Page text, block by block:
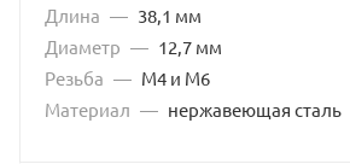
Длина — 38,1 мм
Диаметр — 12,7 мм
Резьба — M4 и M6
Материал — нержавеющая сталь